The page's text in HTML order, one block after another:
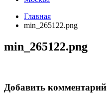
Главная
min_265122.png
min_265122.png
Добавить комментарий